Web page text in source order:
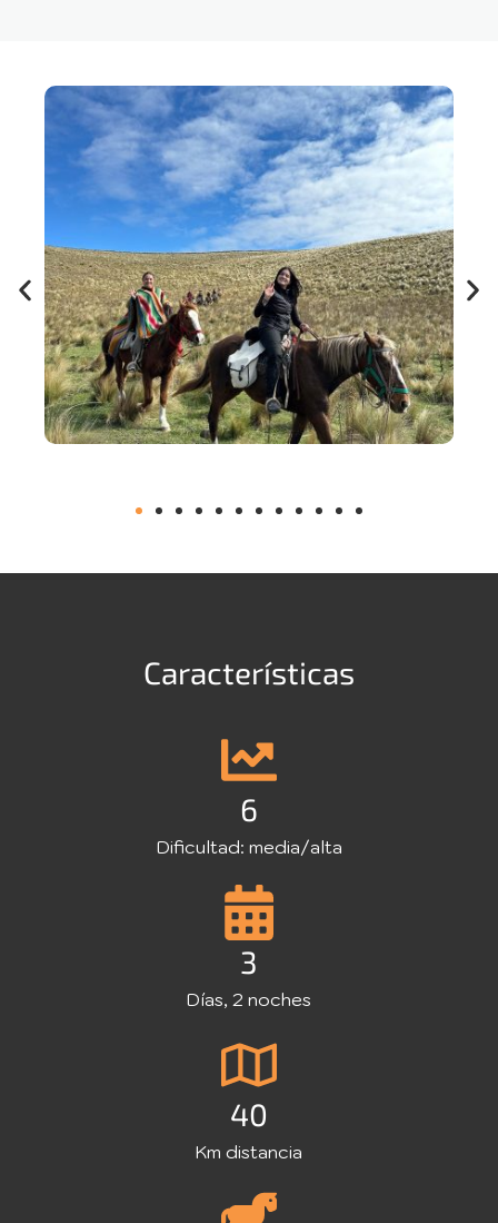
Características
6
Dificultad: media/alta
3
Días, 2 noches
40
Km distancia